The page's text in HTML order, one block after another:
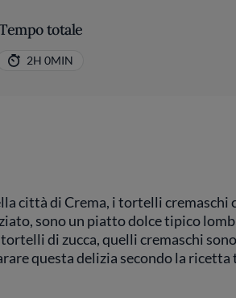
totale
2H 0MIN
città di Crema, i tortelli cremaschi
sono un piatto dolce tipico
di zucca, quelli cremaschi
questa delizia secondo la